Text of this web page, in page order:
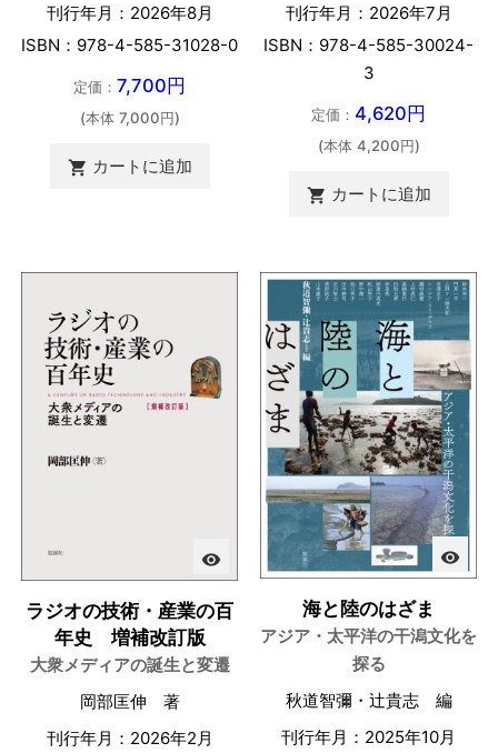
刊行年月：2026年8月
ISBN：978-4-585-31028-0
定価： 7,700円
(本体 7,000円)
 カートに追加
刊行年月：2026年7月
ISBN：978-4-585-30024-
3
定価： 4,620円
(本体 4,200円)
 カートに追加
visibility
ラジオの技術・産業の百
年史 増補改訂版
大衆メディアの誕生と変遷
岡部匡伸 著
刊行年月：2026年2月
visibility
海と陸のはざま
アジア・太平洋の干潟文化を
探る
秋道智彌・辻貴志 編
刊行年月：2025年10月